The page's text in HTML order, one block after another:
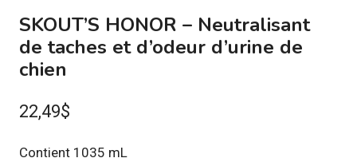
SKOUT’S HONOR – Neutralisant
de taches et d’odeur d’urine de
chien
22,49$
Contient 1035 mL